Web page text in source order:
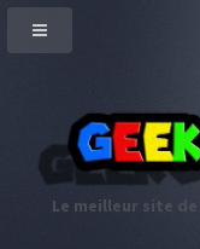
Le meilleur site